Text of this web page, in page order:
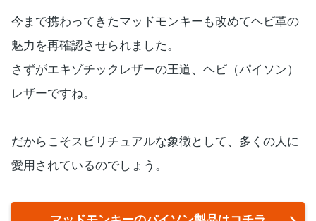
今まで携わってきたマッドモンキーも改めてヘビ革の
魅力を再確認させられました。
さずがエキゾチックレザーの王道、ヘビ（パイソン）
レザーですね。
だからこそスピリチュアルな象徴として、多くの人に
愛用されているのでしょう。